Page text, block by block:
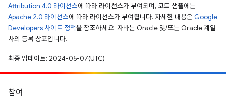
Attribution 4.0 라이선스에 따라 라이선스가 부여되며, 코드 샘플에는
Apache 2.0 라이선스에 따라 라이선스가 부여됩니다. 자세한 내용은 Google
Developers 사이트 정책을 참조하세요. 자바는 Oracle 및/또는 Oracle 계열
사의 등록 상표입니다.
최종 업데이트: 2024-05-07(UTC)
참여